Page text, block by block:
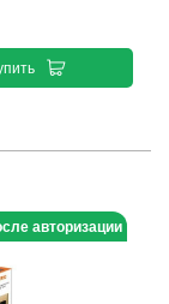
авторизации